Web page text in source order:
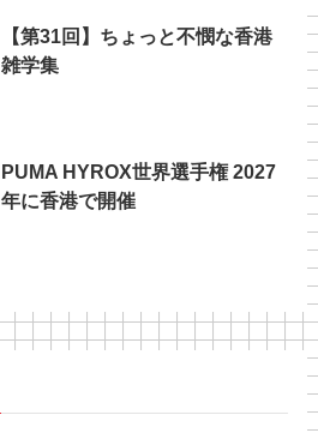
【第31回】ちょっと不憫な香港
雑学集
PUMA HYROX世界選手権 2027
年に香港で開催